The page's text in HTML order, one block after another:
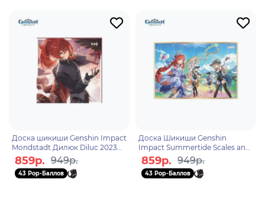
Доска шикиши Genshin Impact
Mondstadt Дилюк Diluc 2023
Edition 6942421106166
859р. 949р.
43 Pop-Баллов
Доска Шикиши Genshin
Impact Summertide Scales and
Tales 6942421142492
859р. 949р.
43 Pop-Баллов